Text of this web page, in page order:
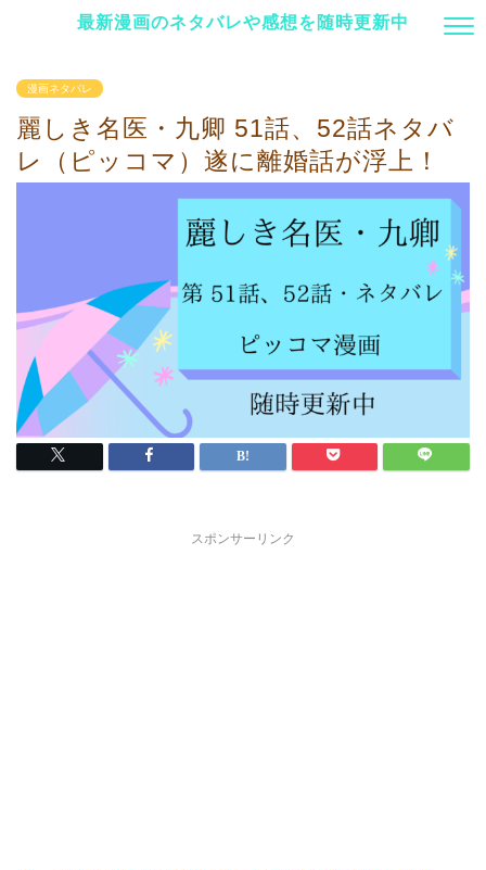
最新漫画のネタバレや感想を随時更新中
漫画ネタバレ
麗しき名医・九卿 51話、52話ネタバ
レ（ピッコマ）遂に離婚話が浮上！
スポンサーリンク